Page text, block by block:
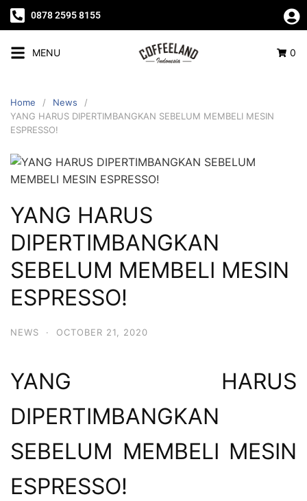
0878 2595 8155
MENU 0
Home
News
YANG HARUS DIPERTIMBANGKAN SEBELUM MEMBELI MESIN
ESPRESSO!
YANG HARUS
DIPERTIMBANGKAN
SEBELUM MEMBELI MESIN
ESPRESSO!
NEWS · OCTOBER 21, 2020
YANG HARUS
DIPERTIMBANGKAN
SEBELUM MEMBELI MESIN
ESPRESSO!